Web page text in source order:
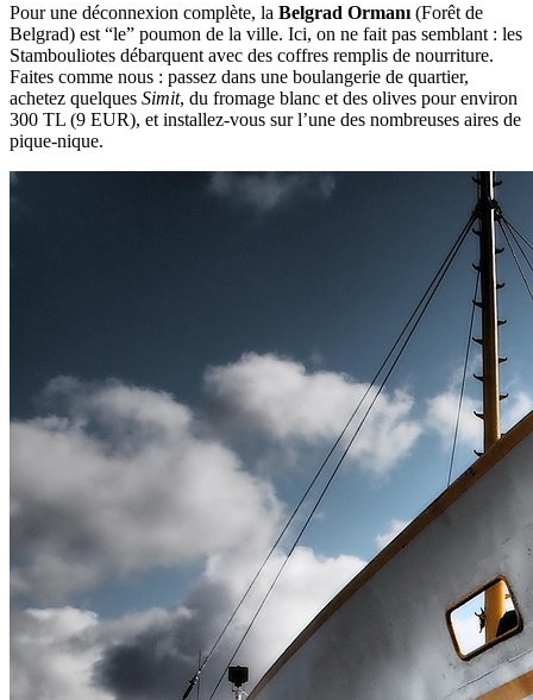
Pour une déconnexion complète, la Belgrad Ormanı (Forêt de
Belgrad) est “le” poumon de la ville. Ici, on ne fait pas semblant : les
Stambouliotes débarquent avec des coffres remplis de nourriture.
Faites comme nous : passez dans une boulangerie de quartier,
achetez quelques Simit, du fromage blanc et des olives pour environ
300 TL (9 EUR), et installez-vous sur l’une des nombreuses aires de
pique-nique.